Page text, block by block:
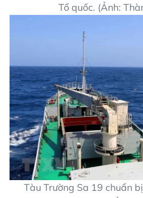
Tổ quốc. (Ảnh:
Tàu Trường Sa 19 chuẩn